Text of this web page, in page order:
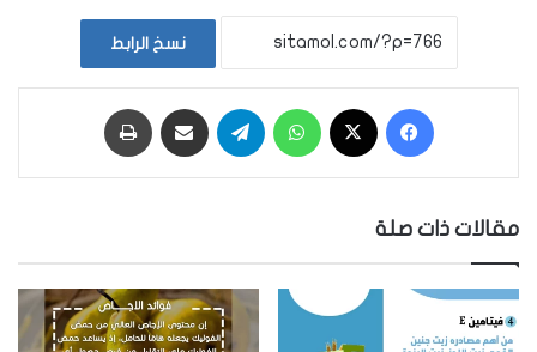
نسخ الرابط
مقالات ذات صلة